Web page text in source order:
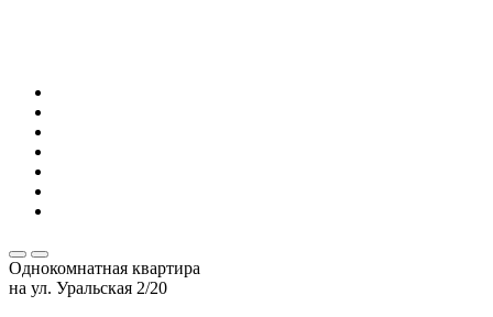
Однокомнатная квартира
на ул. Уральская 2/20